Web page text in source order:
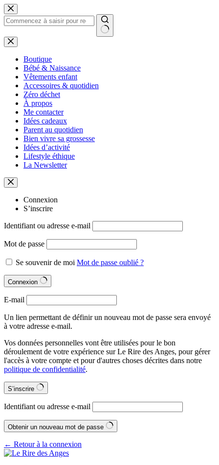
Passer
au
contenu
Aucun
résultat
Boutique
Bébé & Naissance
Vêtements enfant
Accessoires & quotidien
Zéro déchet
À propos
Me contacter
Idées cadeaux
Parent au quotidien
Bien vivre sa grossesse
Idées d’activité
Lifestyle éthique
La Newsletter
Connexion
S’inscrire
Identifiant ou adresse e-mail
Mot de passe
Se souvenir de moi Mot de passe oublié ?
Connexion
E-mail
Un lien permettant de définir un nouveau mot de passe sera envoyé
à votre adresse e-mail.
Vos données personnelles vont être utilisées pour le bon
déroulement de votre expérience sur Le Rire des Anges, pour gérer
l'accès à votre compte et pour d'autres choses décrites dans notre
politique de confidentialité.
S’inscrire
Identifiant ou adresse e-mail
Obtenir un nouveau mot de passe
← Retour à la connexion